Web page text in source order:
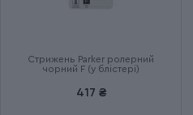
Додаткові характеристики
Стрижень Parker ролерний
чорний F (у блістері)
417 ₴